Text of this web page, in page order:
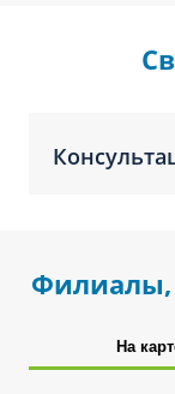
Филиалы,
На